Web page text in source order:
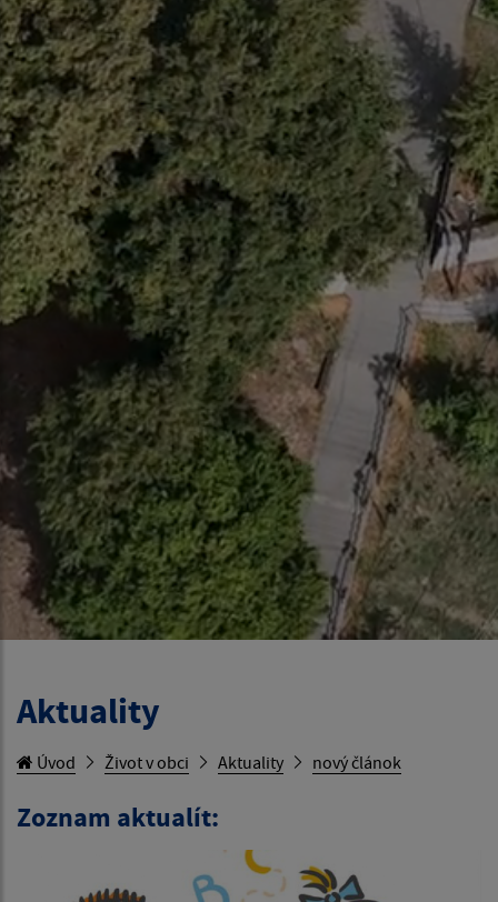
Aktuality
Úvod Život v obci Aktuality nový článok
Zoznam aktualít: